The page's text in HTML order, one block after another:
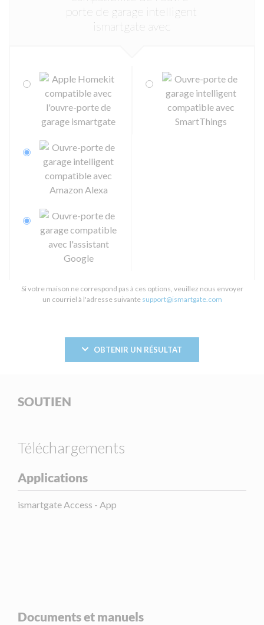
Si votre maison ne correspond pas à ces options, veuillez nous envoyer
un courriel à l'adresse suivante support@ismartgate.com
OBTENIR UN RÉSULTAT
SOUTIEN
Téléchargements
Applications
ismartgate Access - App
Documents et manuels